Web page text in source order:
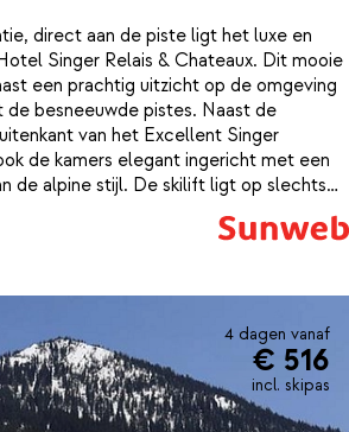
direct aan de piste ligt het luxe en
Singer Relais & Chateaux. Dit mooie
een prachtig uitzicht op de omgeving
besneeuwde pistes. Naast de
van het Excellent Singer
de kamers elegant ingericht met een
de alpine stijl. De skilift ligt op slechts
aan de deur van Hotel Singer afdalen. Na
en een Turks stoombad te
je in een van gastronomische restaurants
van Oostenrijkse delicatessen en een
4 dagen vanaf
€ 516
incl. skipas